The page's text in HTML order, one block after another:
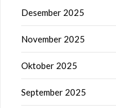
Desember 2025
November 2025
Oktober 2025
September 2025